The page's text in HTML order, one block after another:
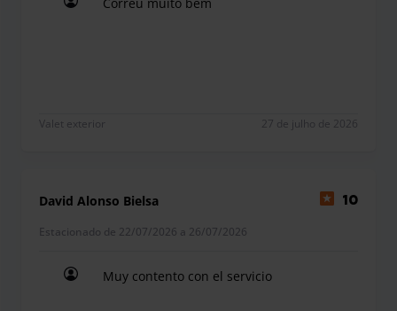
Correu muito bem
Valet exterior 27 de julho de 2026
David Alonso Bielsa 10
Estacionado de 22/07/2026 a 26/07/2026
Muy contento con el servicio